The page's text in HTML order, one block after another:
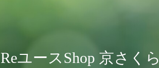
ReユースShop 京さくら